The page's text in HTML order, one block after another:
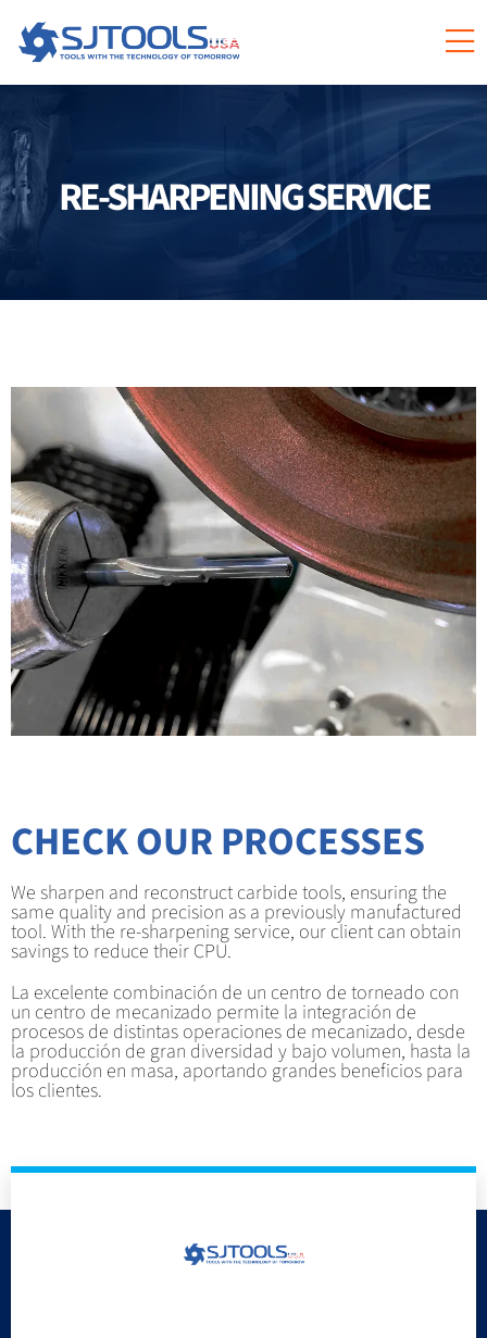
RE-SHARPENING SERVICE
CHECK OUR PROCESSES
We sharpen and reconstruct carbide tools, ensuring the
same quality and precision as a previously manufactured
tool. With the re-sharpening service, our client can obtain
savings to reduce their CPU.
La excelente combinación de un centro de torneado con
un centro de mecanizado permite la integración de
procesos de distintas operaciones de mecanizado, desde
la producción de gran diversidad y bajo volumen, hasta la
producción en masa, aportando grandes beneficios para
los clientes.